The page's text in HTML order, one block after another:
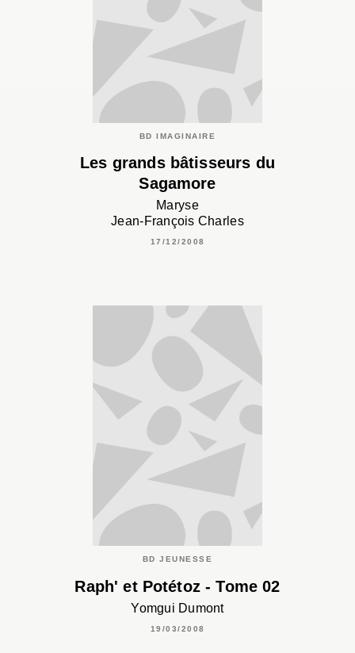
BD IMAGINAIRE
Les grands bâtisseurs du
Sagamore
Maryse
Jean-François Charles
17/12/2008
BD JEUNESSE
Raph' et Potétoz - Tome 02
Yomgui Dumont
19/03/2008